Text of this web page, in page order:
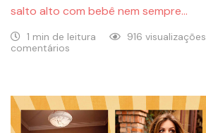
salto alto com bebê nem sempre…
1 min de leitura 916 visualizações
comentários